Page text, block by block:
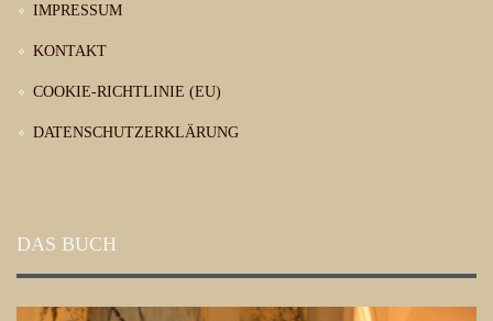
IMPRESSUM
KONTAKT
COOKIE-RICHTLINIE (EU)
DATENSCHUTZERKLÄRUNG
DAS BUCH